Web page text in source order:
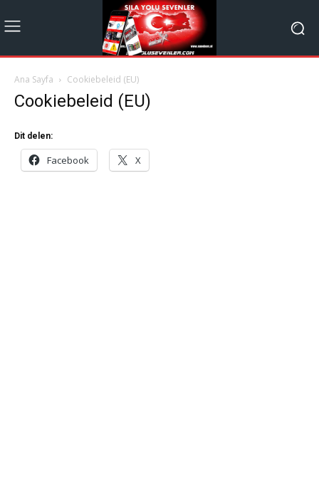
Ana Sayfa Cookiebeleid (EU)
Cookiebeleid (EU)
Dit delen:
Facebook X